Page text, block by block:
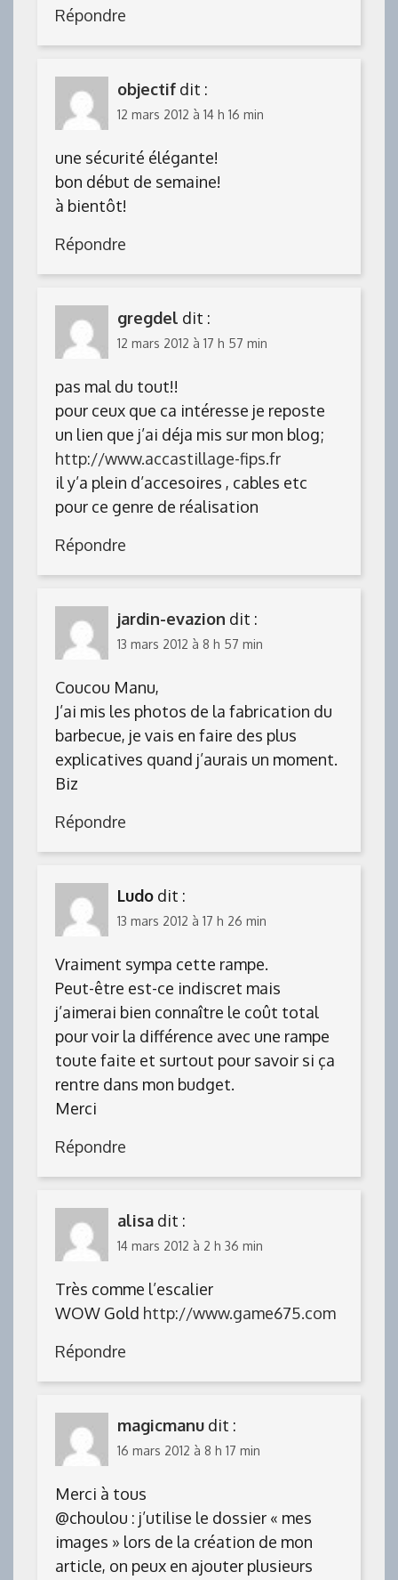
Répondre
objectif dit :
12 mars 2012 à 14 h 16 min
une sécurité élégante!
bon début de semaine!
à bientôt!
Répondre
gregdel dit :
12 mars 2012 à 17 h 57 min
pas mal du tout!!
pour ceux que ca intéresse je reposte
un lien que j’ai déja mis sur mon blog;
http://www.accastillage-fips.fr
il y’a plein d’accesoires , cables etc
pour ce genre de réalisation
Répondre
jardin-evazion dit :
13 mars 2012 à 8 h 57 min
Coucou Manu,
J’ai mis les photos de la fabrication du
barbecue, je vais en faire des plus
explicatives quand j’aurais un moment.
Biz
Répondre
Ludo dit :
13 mars 2012 à 17 h 26 min
Vraiment sympa cette rampe.
Peut-être est-ce indiscret mais
j’aimerai bien connaître le coût total
pour voir la différence avec une rampe
toute faite et surtout pour savoir si ça
rentre dans mon budget.
Merci
Répondre
alisa dit :
14 mars 2012 à 2 h 36 min
Très comme l’escalier
WOW Gold http://www.game675.com
Répondre
magicmanu dit :
16 mars 2012 à 8 h 17 min
Merci à tous
@choulou : j’utilise le dossier « mes
images » lors de la création de mon
article, on peux en ajouter plusieurs